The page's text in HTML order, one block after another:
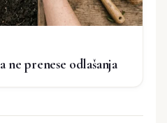
ne prenese odlašanja